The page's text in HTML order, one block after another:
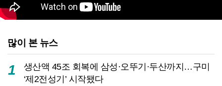
많이 본 뉴스
1
생산액 45조 회복에 삼성·오뚜기·두산까지…구미
‘제2전성기’ 시작됐다